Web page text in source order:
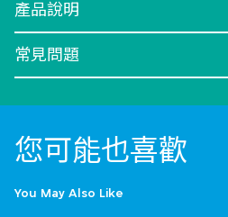
產品說明
常見問題
您可能也喜歡
You May Also Like